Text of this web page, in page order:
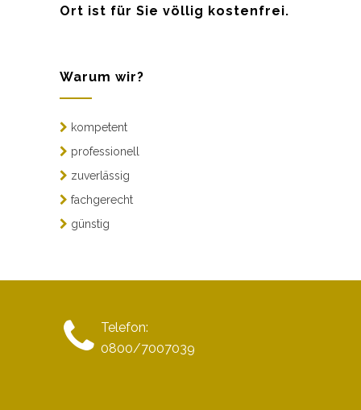
Ort ist für Sie völlig kostenfrei.
Warum wir?
kompetent
professionell
zuverlässig
fachgerecht
günstig
Telefon:
0800/7007039